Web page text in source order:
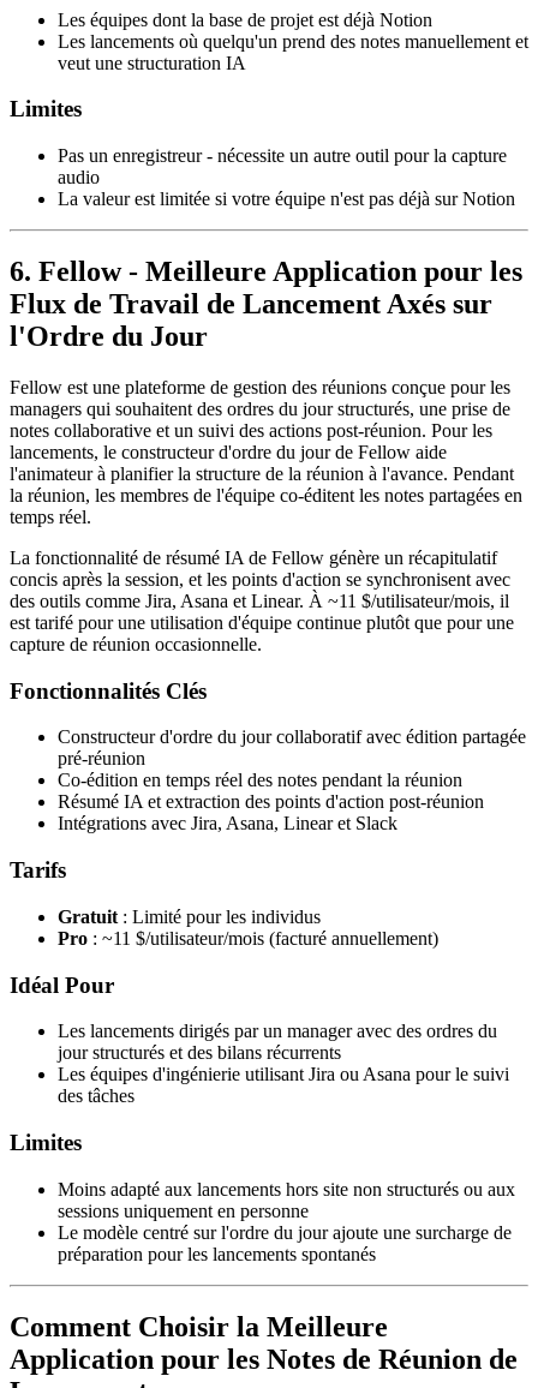
Les équipes dont la base de projet est déjà Notion
Les lancements où quelqu'un prend des notes manuellement et
veut une structuration IA
Limites
Pas un enregistreur - nécessite un autre outil pour la capture
audio
La valeur est limitée si votre équipe n'est pas déjà sur Notion
6. Fellow - Meilleure Application pour les
Flux de Travail de Lancement Axés sur
l'Ordre du Jour
Fellow est une plateforme de gestion des réunions conçue pour les
managers qui souhaitent des ordres du jour structurés, une prise de
notes collaborative et un suivi des actions post-réunion. Pour les
lancements, le constructeur d'ordre du jour de Fellow aide
l'animateur à planifier la structure de la réunion à l'avance. Pendant
la réunion, les membres de l'équipe co-éditent les notes partagées en
temps réel.
La fonctionnalité de résumé IA de Fellow génère un récapitulatif
concis après la session, et les points d'action se synchronisent avec
des outils comme Jira, Asana et Linear. À ~11 $/utilisateur/mois, il
est tarifé pour une utilisation d'équipe continue plutôt que pour une
capture de réunion occasionnelle.
Fonctionnalités Clés
Constructeur d'ordre du jour collaboratif avec édition partagée
pré-réunion
Co-édition en temps réel des notes pendant la réunion
Résumé IA et extraction des points d'action post-réunion
Intégrations avec Jira, Asana, Linear et Slack
Tarifs
Gratuit : Limité pour les individus
Pro : ~11 $/utilisateur/mois (facturé annuellement)
Idéal Pour
Les lancements dirigés par un manager avec des ordres du
jour structurés et des bilans récurrents
Les équipes d'ingénierie utilisant Jira ou Asana pour le suivi
des tâches
Limites
Moins adapté aux lancements hors site non structurés ou aux
sessions uniquement en personne
Le modèle centré sur l'ordre du jour ajoute une surcharge de
préparation pour les lancements spontanés
Comment Choisir la Meilleure
Application pour les Notes de Réunion de